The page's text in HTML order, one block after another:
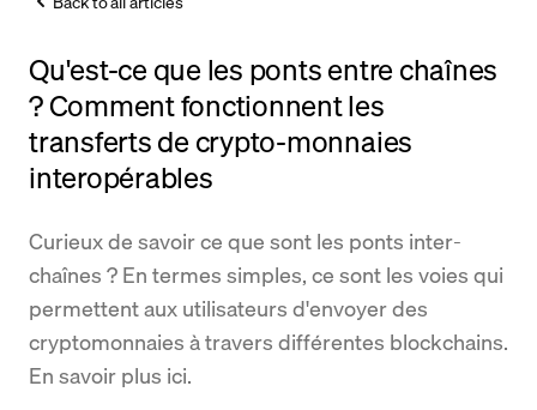
Trade
Company
Learn
Support
Language
Qu'est-ce que les ponts entre chaînes
? Comment fonctionnent les
transferts de crypto-monnaies
interopérables
Curieux de savoir ce que sont les ponts inter-
chaînes ? En termes simples, ce sont les voies qui
permettent aux utilisateurs d'envoyer des
cryptomonnaies à travers différentes blockchains.
En savoir plus ici.